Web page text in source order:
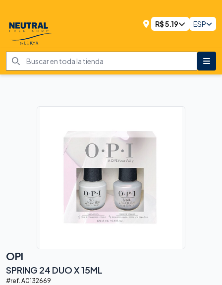
R$5.19 ESP
OPI
SPRING 24 DUO X 15ML
#ref. A0132669